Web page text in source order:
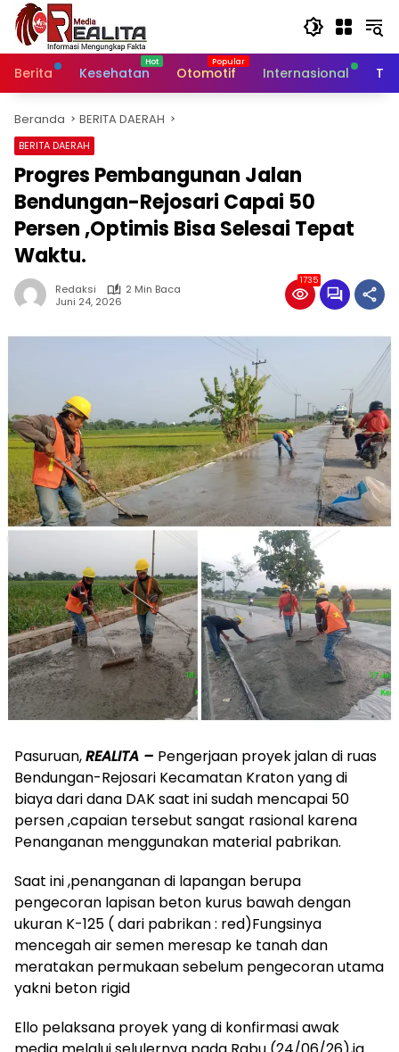
Langsung
konten
Berita
Kesehatan Otomotif Internasional
Beranda BERITA DAERAH
BERITA DAERAH
Progres Pembangunan Jalan
Bendungan-Rejosari Capai 50
Persen ,Optimis Bisa Selesai Tepat
Waktu.
Redaksi
2 Min Baca
Juni 24, 2026
1735
Pasuruan,REALITA – Pengerjaan proyek jalan di ruas
Bendungan-Rejosari Kecamatan Kraton yang di
biaya dari dana DAK saat ini sudah mencapai 50
persen ,capaian tersebut sangat rasional karena
Penanganan menggunakan material pabrikan.
Saat ini ,penanganan di lapangan berupa
pengecoran lapisan beton kurus bawah dengan
ukuran K-125 ( dari pabrikan : red)Fungsinya
mencegah air semen meresap ke tanah dan
meratakan permukaan sebelum pengecoran utama
yakni beton rigid
Ello pelaksana proyek yang di konfirmasi awak